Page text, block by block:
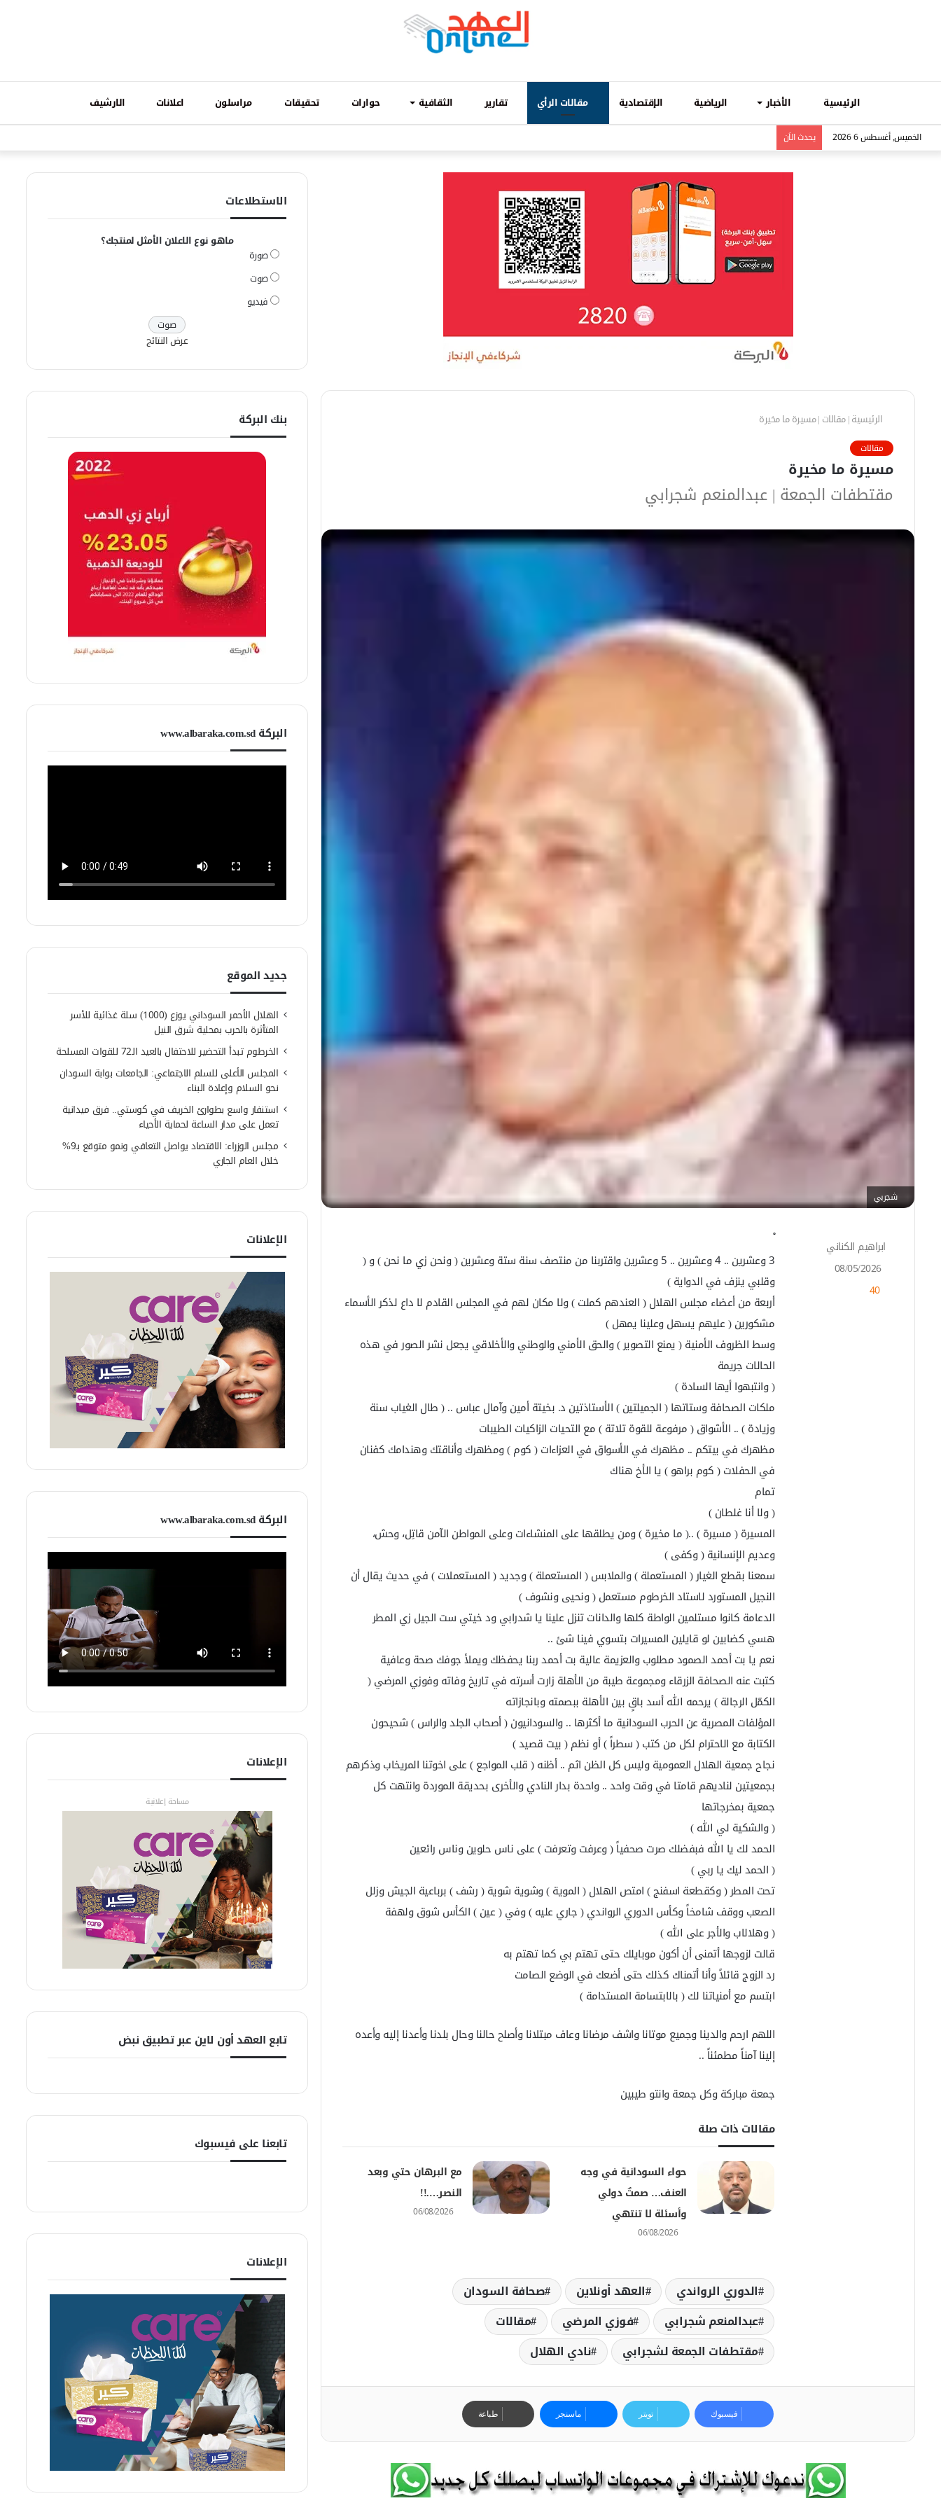
الرئيسية الأخبار الرياضية الإقتصادية مقالات الرأي تقارير الثقافية حوارات تحقيقات مراسلون اعلانات الارشيف
الخميس, أغسطس 6 2026 يحدث الاَن
الرئيسية|مقالات |مسيرة ما مخيرة
مقالات
مسيرة ما مخيرة
مقتطفات الجمعة | عبدالمنعم شجرابي
شجربي
3 وعشرين .. 4 وعشرين .. 5 وعشرين واقتربنا من منتصف سنة ستة وعشرين ( ونحن زي ما نحن ) و (
وقلبي ينزف في الدواية )
أربعة من أعضاء مجلس الهلال ( العندهم كملت ) ولا مكان لهم في المجلس القادم لا داع لذكر الأسماء
مشكورين ( عليهم يسهل وعلينا يمهل )
وسط الظروف الأمنية ( يمنع التصوير ) والحق الأمني والوطني والأخلاقي يجعل نشر الصور في هذه
الحالات جريمة
( وانتبهوا أيها السادة )
ملكات الصحافة وستاتها ( الجميلتين ) الأستاذتين د. بخيتة أمين وآمال عباس .. ( طال الغياب سنة
وزيادة ) .. الأشواق ( مرفوعة للقوة تلاتة ) مع التحيات الزاكيات الطيبات
مظهرك في بيتكم .. مظهرك في الأسواق في العزاءات ( كوم ) ومظهرك وأناقتك وهندامك كفنان
في الحفلات ( كوم براهو ) يا الأخ هناك
تمام
( ولا أنا غلطان )
المسيرة ( مسيرة ) ..( ما مخيرة ) ومن يطلقها على المنشاءات وعلى المواطن الآمن قاتِل، وحش،
وعديم الإنسانية ( وكفى )
سمعنا بقطع الغيار ( المستعملة ) والملابس ( المستعملة ) وجديد ( المستعملات ) في حديث يقال أن
النجيل المستورد لاستاد الخرطوم مستعمل ( ونحيى ونشوف )
الدعامة كانوا مستلمين الواطة كلها والدانات تنزل علينا يا شدرابي ود خيتي ست الجيل زي المطر
هسي كضابين لو قايلين المسيرات بتسوي فينا شئ ..
نعم يا بت أحمد الصمود مطلوب والعزيمة عالية بت أحمد ربنا يحفظك ويملأ جوفك صحة وعافية
كتبت عنه الصحافة الزرقاء ومجموعة طيبة من الأهلة زارت أسرته في تاريخ وفاته وفوزي المرضي (
الكمّل الرجالة ) يرحمه الله أسد باقٍ بين الأهلة ببصمته وبانجازاته
المؤلفات المصرية عن الحرب السودانية ما أكثرها .. والسودانيون ( أصحاب الجلد والراس ) شحيحون
الكتابة مع الاحترام لكل من كتب ( سطراً ) أو نظم ( بيت قصيد )
نجاح جمعية الهلال العمومية وليس كل الظن اثم .. أظنه ( قلب المواجع ) على اخوتنا المريخاب وذكرهم
بجمعيتين لناديهم قامتا في وقت واحد .. واحدة بدار النادي والأخرى بحديقة الموردة وانتهت كل
جمعية بمخرجاتها
( والشكية لي الله )
الحمد لك يا الله فبفضلك صرت صحفياً ( وعرفت وتعرفت ) على ناس حلوين وناس رائعين
( الحمد ليك يا ربي )
تحت المطر ( وكقطعة اسفنج ) امتص الهلال ( الموية ) وشوية شوية ( رشف ) برباعية الجيش وزلل
الصعب ووقف شامخاً وكأس الدوري الرواندي ( جاري عليه ) وفي ( عين ) الكأس شوق ولهفة
( وهلالاب والأجر على الله )
قالت لزوجها أتمنى أن أكون موبايلك حتى تهتم بي كما تهتم به
رد الزوج قائلاً وأنا أتمناك كذلك حتى أضعك في الوضع الصامت
ابتسم مع أمنياتنا لك ( بالابتسامة المستدامة )
اللهم ارحم والدينا وجميع موتانا واشف مرضانا وعاف مبتلانا وأصلح حالنا وحال بلدنا وأعدنا إليه وأعده
إلينا آمناً مطمئناً ..
جمعة مباركة وكل جمعة وانتو طيبين
مقالات ذات صلة
حواء السودانية في وجه
العنف… صمتٌ دولي
وأسئلة لا تنتهي
06/08/2026
مع البرهان حتي وبعد
النصر….!!
06/08/2026
الدوري الرواندي العهد أونلاين
صحافة السودان
عبدالمنعم شجرابي
فوزي المرضي
مقالات
مقتطفات الجمعة لشجرابي
نادي الهلال
ابراهيم الكناني
08/05/2026
40
فيسبوك تويتر ماسنجر طباعة
الاستطلاعات
ماهو نوع الاعلان الأمثل لمنتجك؟
صورة
صوت
فيديو
عرض النتائج
بنك البركة
البركة www.albaraka.com.sd
جديد الموقع
الهلال الأحمر السوداني يوزع (1000) سلة غذائية للأسر
المتأثرة بالحرب بمحلية شرق النيل
الخرطوم تبدأ التحضير للاحتفال بالعيد الـ72 للقوات المسلحة
المجلس الأعلى للسلم الاجتماعي: الجامعات بوابة السودان
نحو السلام وإعادة البناء
استنفار واسع بطوارئ الخريف في كوستي.. فرق ميدانية
تعمل على مدار الساعة لحماية الأحياء
مجلس الوزراء: الاقتصاد يواصل التعافي ونمو متوقع بـ9%
خلال العام الجاري
الإعلانات
البركة www.albaraka.com.sd
الإعلانات
مساحة إعلانية
تابع العهد أون لاين عبر تطبيق نبض
تابعنا على فيسبوك
الإعلانات